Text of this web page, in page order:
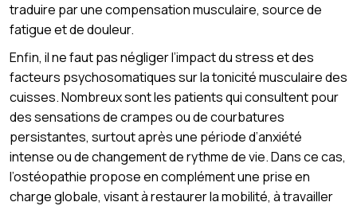
traduire par une compensation musculaire, source de
fatigue et de douleur.
Enfin, il ne faut pas négliger l’impact du stress et des
facteurs psychosomatiques sur la tonicité musculaire des
cuisses. Nombreux sont les patients qui consultent pour
des sensations de crampes ou de courbatures
persistantes, surtout après une période d’anxiété
intense ou de changement de rythme de vie. Dans ce cas,
l’ostéopathie propose en complément une prise en
charge globale, visant à restaurer la mobilité, à travailler